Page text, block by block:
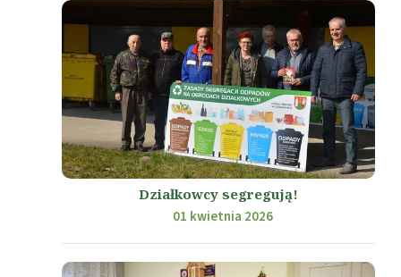
Działkowcy segregują!
01 kwietnia 2026